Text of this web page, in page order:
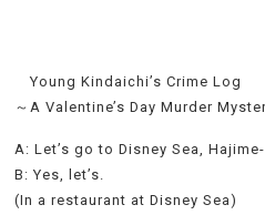
Young Kindaichi’s Crime Log
～A Valentine’s Day Murder
A: Let’s go to Disney Sea,
B: Yes, let’s.
(In a restaurant at Disney Sea)